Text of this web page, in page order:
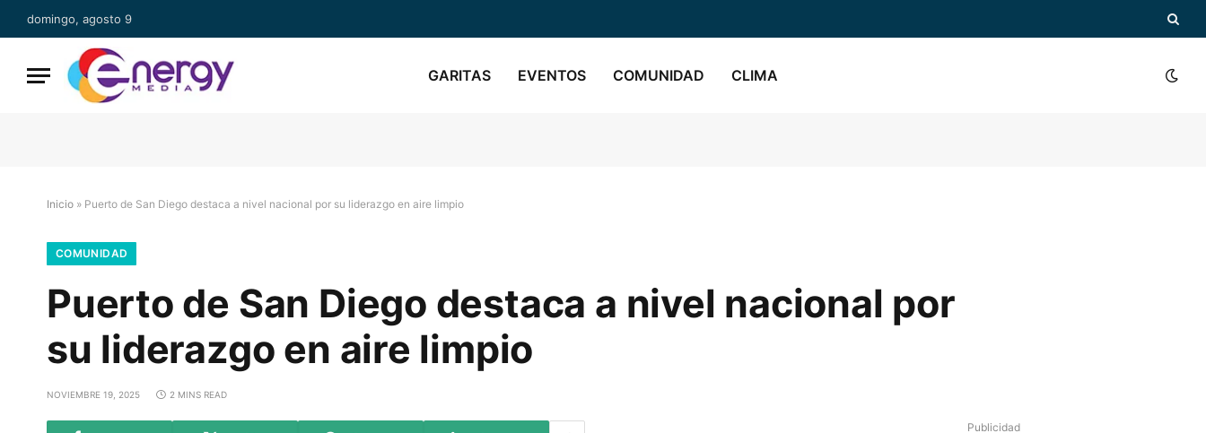
domingo, agosto 9
GARITAS EVENTOS COMUNIDAD CLIMA
Inicio » Puerto de San Diego destaca a nivel nacional por su liderazgo en aire limpio
COMUNIDAD
Puerto de San Diego destaca a nivel nacional por
su liderazgo en aire limpio
NOVIEMBRE 19, 2025 2 MINS READ
Publicidad